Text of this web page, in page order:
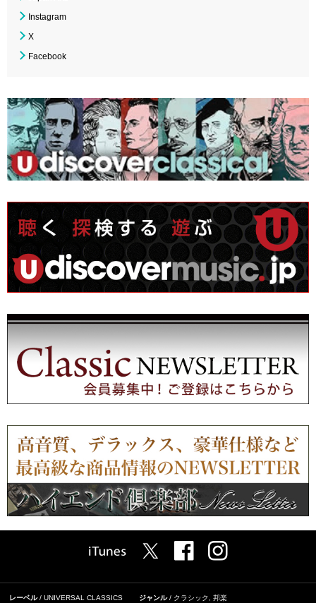
Instagram
X
Facebook
レーベル UNIVERSAL CLASSICS ジャンル クラシック 邦楽